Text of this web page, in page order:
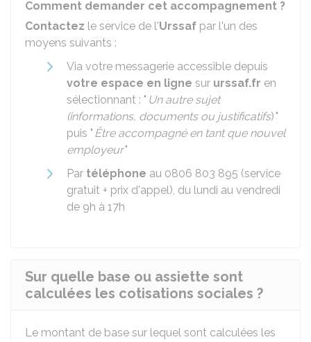
Comment demander cet accompagnement ?
Contactez le service de l'Urssaf par l'un des
moyens suivants :
Via votre messagerie accessible depuis
votre espace en ligne sur urssaf.fr en
sélectionnant : " Un autre sujet
(informations, documents ou justificatifs) "
puis " Être accompagné en tant que nouvel
employeur"
Par téléphone au 0806 803 895 (service
gratuit + prix d'appel), du lundi au vendredi
de 9h à 17h
Sur quelle base ou assiette sont
calculées les cotisations sociales ?
Le montant de base sur lequel sont calculées les